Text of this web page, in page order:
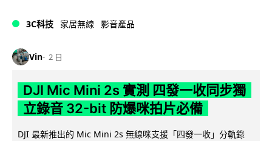
3C科技 家居無線 影音產品
Vin 2 日
DJI Mic Mini 2s 實測 四發一收同步獨
立錄音 32-bit 防爆咪拍片必備
DJI 最新推出的 Mic Mini 2s 無線咪支援「四發一收」分軌錄